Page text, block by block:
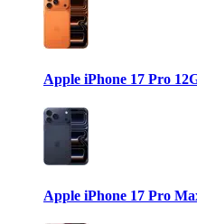
Apple iPhone 17 Pro
Apple iPhone 17 Pro